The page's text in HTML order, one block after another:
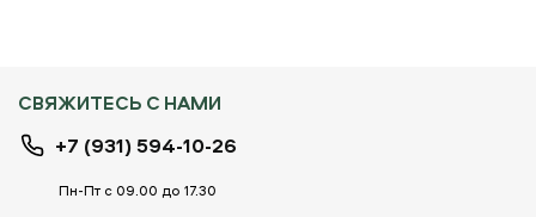
СВЯЖИТЕСЬ С НАМИ
+7 (931) 594-10-26
Пн-Пт с 09.00 до 17.30